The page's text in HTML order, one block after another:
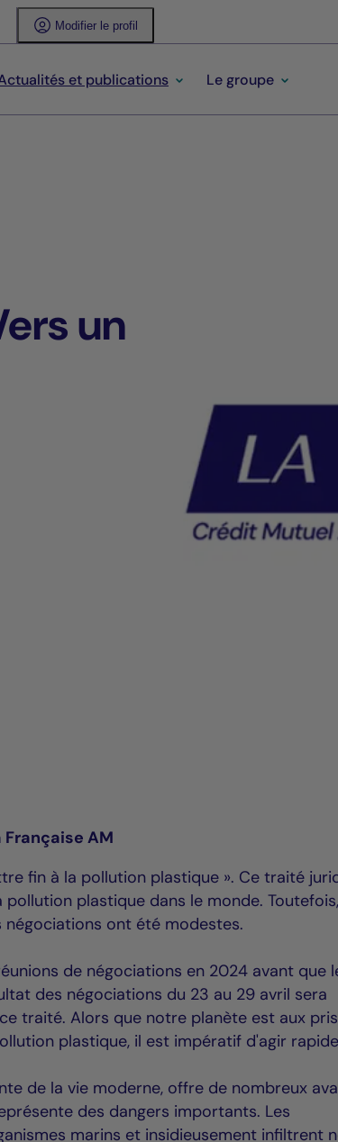
Modifier le profil
et publications Le groupe
un
Française AM
fin à la pollution plastique ». Ce traité
plastique dans le monde.
négociations ont été modestes.
de négociations en 2024 avant que
des négociations du 23 au 29 avril sera
traité. Alors que notre planète est aux
plastique, il est impératif d'agir
de la vie moderne, offre de nombreux
des dangers importants. Les
marins et insidieusement infiltrent